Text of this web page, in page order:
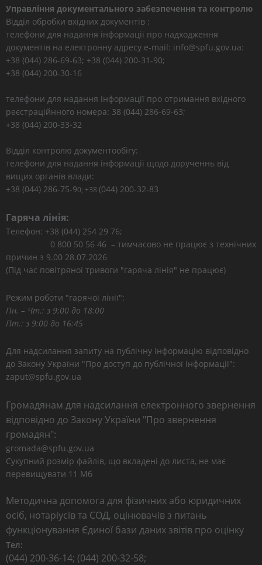
Управління документального забезпечення та контролю
Відділ обробки вхідних документів :
телефони для надання інформації про надходження
документів на електронну адресу e-mail: info@spfu.gov.ua:
+38 (044) 286-69-63; +38 (044) 200-31-90;
+38 (044) 200-30-16
телефони для надання інформації про отримання вхідного
реєстраційнного номера: 38 (044) 286-69-63;
+38 (044) 200-33-32
Відділ контролю документообігу:
телефони для надання інформації щодо дорученнь від
вищих органів влади:
+38 (044) 286-75-90; +38 (044) 200-32-83
Гаряча лінія:
Телефон: +38 (044) 254 29 76;
0 800 50 56 46 – тимчасово не працює з технічних
причин з 9.00 28.07.2026
(Під час повітряної тривоги "гаряча лінія" не працює)
Режим роботи "гарячої лінії":
Пн. – Чт.: з 9:00 до 18:00
Пт.: з 9:00 до 16:45
Для надсилання запиту на публічну інформацію відповідно
до Закону України "Про доступ до публічної інформації":
zaput@spfu.gov.ua
Громадянам для надсилання електронного звернення
відповідно до Закону України "Про звернення
громадян":
gromada@spfu.gov.ua
Сукупний розмір файлів, що вкладені до листа, не має
перевищувати 11 Мб
Методична допомога для фізичних або юридичних
осіб, нотаріусів та СОД, оцінювачів з питань
функціонування Єдиної бази даних звітів про оцінку
Тел:
(044) 200-36-14; (044) 200-32-58;